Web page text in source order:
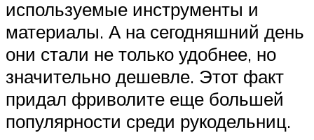
используемые инструменты и
материалы. А на сегодняшний день
они стали не только удобнее, но
значительно дешевле. Этот факт
придал фриволите еще большей
популярности среди рукодельниц.